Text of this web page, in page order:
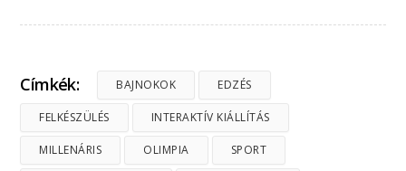
Címkék: BAJNOKOK EDZÉS
FELKÉSZÜLÉS INTERAKTÍV KIÁLLÍTÁS
MILLENÁRIS OLIMPIA SPORT